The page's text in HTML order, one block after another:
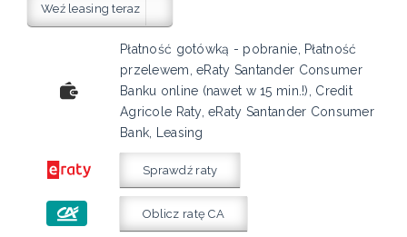
Weź leasing teraz
Płatność gotówką - pobranie, Płatność
przelewem, eRaty Santander Consumer
Banku online (nawet w 15 min.!), Credit
Agricole Raty, eRaty Santander Consumer
Bank, Leasing
Sprawdź raty
Oblicz ratę CA